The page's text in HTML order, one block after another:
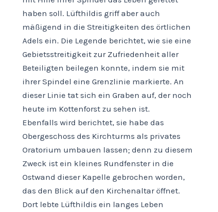
haben soll. Lüfthildis griff aber auch
mäßigend in die Streitigkeiten des örtlichen
Adels ein. Die Legende berichtet, wie sie eine
Gebietsstreitigkeit zur Zufriedenheit aller
Beteiligten beilegen konnte, indem sie mit
ihrer Spindel eine Grenzlinie markierte. An
dieser Linie tat sich ein Graben auf, der noch
heute im Kottenforst zu sehen ist.
Ebenfalls wird berichtet, sie habe das
Obergeschoss des Kirchturms als privates
Oratorium umbauen lassen; denn zu diesem
Zweck ist ein kleines Rundfenster in die
Ostwand dieser Kapelle gebrochen worden,
das den Blick auf den Kirchenaltar öffnet.
Dort lebte Lüfthildis ein langes Leben